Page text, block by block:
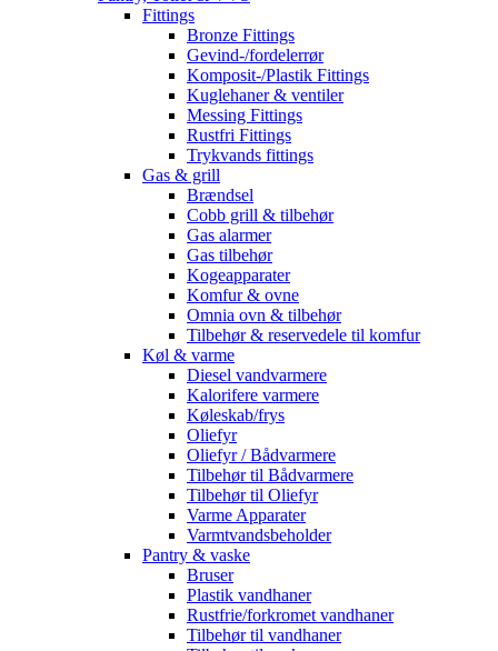
Fittings
Bronze Fittings
Gevind-/fordelerrør
Komposit-/Plastik Fittings
Kuglehaner & ventiler
Messing Fittings
Rustfri Fittings
Trykvands fittings
Gas & grill
Brændsel
Cobb grill & tilbehør
Gas alarmer
Gas tilbehør
Kogeapparater
Komfur & ovne
Omnia ovn & tilbehør
Tilbehør & reservedele til komfur
Køl & varme
Diesel vandvarmere
Kalorifere varmere
Køleskab/frys
Oliefyr
Oliefyr / Bådvarmere
Tilbehør til Bådvarmere
Tilbehør til Oliefyr
Varme Apparater
Varmtvandsbeholder
Pantry & vaske
Bruser
Plastik vandhaner
Rustfrie/forkromet vandhaner
Tilbehør til vandhaner